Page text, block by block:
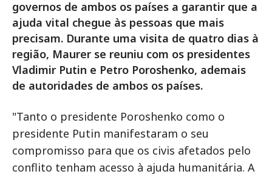
governos de ambos os países a garantir que a
ajuda vital chegue às pessoas que mais
precisam. Durante uma visita de quatro dias à
região, Maurer se reuniu com os presidentes
Vladimir Putin e Petro Poroshenko, ademais
de autoridades de ambos os países.
"Tanto o presidente Poroshenko como o
presidente Putin manifestaram o seu
compromisso para que os civis afetados pelo
conflito tenham acesso à ajuda humanitária. A